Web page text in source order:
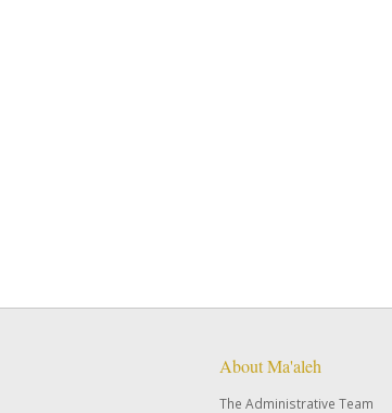
About Ma'aleh
The Administrative Team